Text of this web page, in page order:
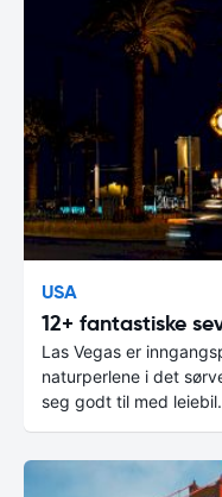
USA
12+ fantastiske
Las Vegas er
naturperlene i det
seg godt til med leiebil.